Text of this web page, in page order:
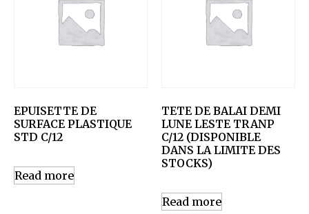
EPUISETTE DE
SURFACE PLASTIQUE
STD C/12
Read more
TETE DE BALAI DEMI
LUNE LESTE TRANP
C/12 (DISPONIBLE
DANS LA LIMITE DES
STOCKS)
Read more